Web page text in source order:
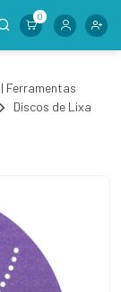
0
Ferramentas
Discos de Lixa